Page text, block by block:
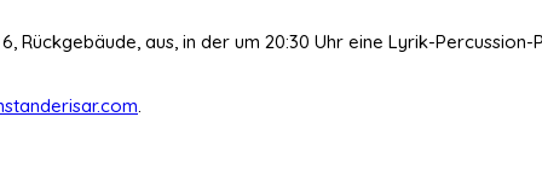
Rückgebäude, aus, in der um 20:30 Uhr eine Lyrik-